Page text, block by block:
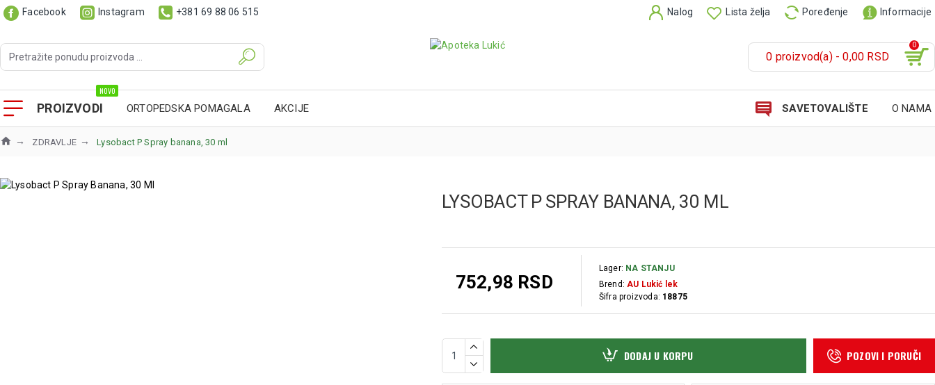
Facebook Instagram +381 69 88 06 515 Nalog Lista želja Poređenje Informacije
0 proizvod(a) - 0,00 RSD
0
PROIZVODI
NOVO
ORTOPEDSKA POMAGALA AKCIJE SAVETOVALIŠTE O NAMA
ZDRAVLJE Lysobact P Spray banana, 30 ml
LYSOBACT P SPRAY BANANA, 30 ML
752,98 RSD
Lager: NA STANJU
Brend: AU Lukić lek
Šifra proizvoda: 18875
DODAJ U KORPU POZOVI I PORUČI